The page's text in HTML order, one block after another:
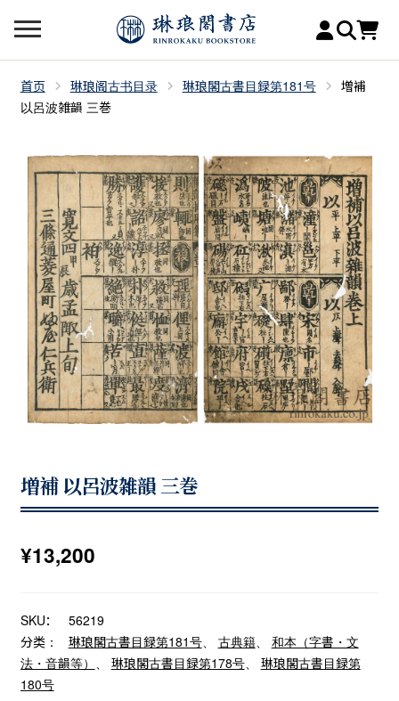
首页 琳琅阁古书目录 琳琅閣古書目録第181号
増補
以呂波雑韻 三巻
増補 以呂波雑韻 三巻
¥13,200
SKU：
56219
分类：
琳琅閣古書目録第181号、 古典籍、 和本（字書・文
法・音韻等）
琳琅閣古書目録第178号、 琳琅閣古書目録第
180号